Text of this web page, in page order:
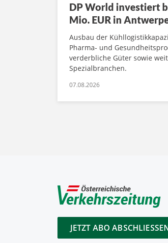
DP World investiert
Mio. EUR in
Ausbau der
Pharma- und
verderbliche Güter sowie
Spezialbranchen.
07.08.2026
JETZT ABO